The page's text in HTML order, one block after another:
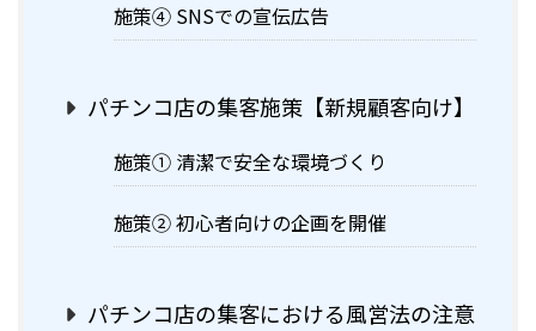
施策④ SNSでの宣伝広告
パチンコ店の集客施策【新規顧客向け】
施策① 清潔で安全な環境づくり
施策② 初心者向けの企画を開催
パチンコ店の集客における風営法の注意